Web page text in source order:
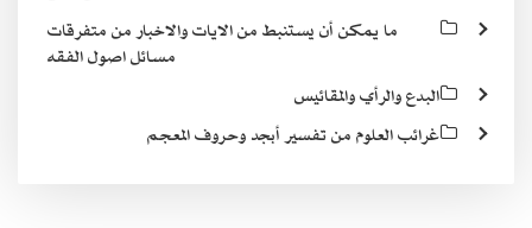
ما يمكن أن يستنبط من الايات والاخبار من متفرقات
مسائل اصول الفقه
البدع والرأي والمقائيس
غرائب العلوم من تفسير أبجد وحروف المعجم